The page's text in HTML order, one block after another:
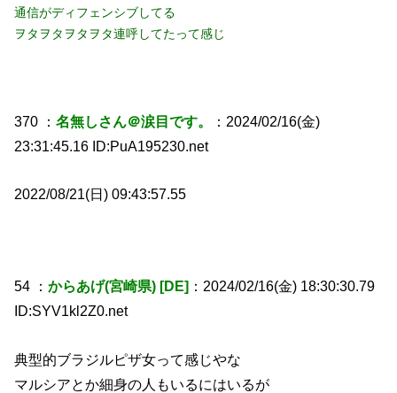
通信がディフェンシブしてる
ヲタヲタヲタヲタ連呼してたって感じ
370 ：名無しさん＠涙目です。
：2024/02/16(金)
23:31:45.16 ID:PuA195230.net
2022/08/21(日) 09:43:57.55
54 ：からあげ(宮崎県) [DE] ：2024/02/16(金) 18:30:30.79
ID:SYV1kl2Z0.net
典型的ブラジルピザ女って感じやな
マルシアとか細身の人もいるにはいるが